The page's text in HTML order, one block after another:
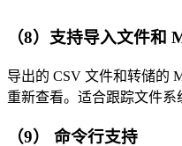
（8）支持导入文件和
导出的 CSV 文件和转储的
重新查看。适合跟踪文件系
（9） 命令行支持